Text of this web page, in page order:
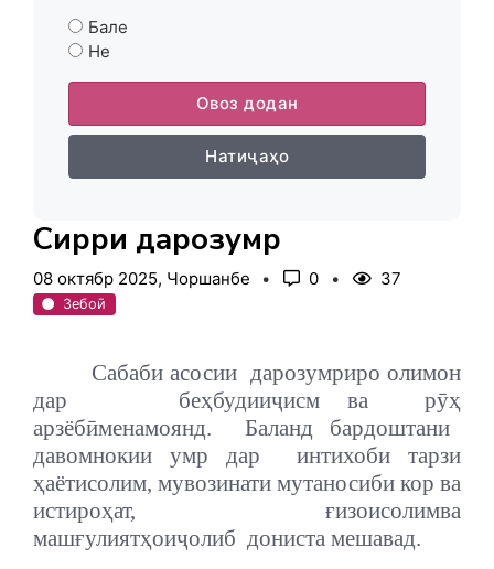
Бале
Не
Овоз додан
Натиҷаҳо
Сирри дарозумрӣ
08 октябр 2025, Чоршанбе 0 37
Зебоӣ
Сабаби асосии дарозумриро олимон
дар
беҳбудииҷисм ва рӯҳ
арзёбӣменамоянд.
Баланд бардоштани
давомнокии умр дар
интихоби тарзи
ҳаётисолим, мувозинати мутаносиби кор ва
истироҳат, ғизоисолимва
машғулиятҳоиҷолиб дониста мешавад.